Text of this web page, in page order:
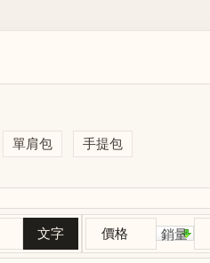
單肩包 手提包
文字 價格 銷量